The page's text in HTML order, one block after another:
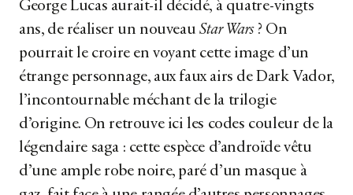
George Lucas aurait-il décidé, à quatre-vingts
ans, de réaliser un nouveau Star Wars? On
pourrait le croire en voyant cette image d’un
étrange personnage, aux faux airs de Dark Vador,
l’incontournable méchant de la trilogie
d’origine. On retrouve ici les codes couleur de la
légendaire saga : cette espèce d’androïde vêtu
d’une ample robe noire, paré d’un masque à